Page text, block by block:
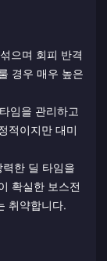
으며 회피 반격
경우 매우 높은
임을 관리하고
적이지만 대미
한 딜 타임을
확실한 보스전
취약합니다.